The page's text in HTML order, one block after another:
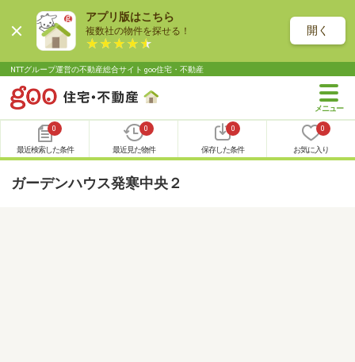
アプリ版はこちら
複数社の物件を探せる！ 開く
NTTグループ運営の不動産総合サイト goo住宅・不動産
0
最近検索した条件
0
最近見た物件
0
保存した条件
0
お気に入り
ガーデンハウス発寒中央２